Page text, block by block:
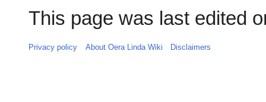
This page was last edited
Privacy policy About Oera Linda Wiki Disclaimers